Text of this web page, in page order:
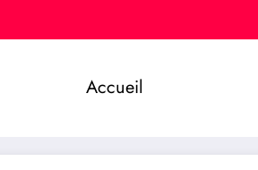
Accueil